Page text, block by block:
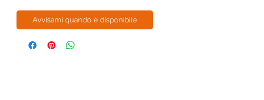
Avvisami quando è disponibile